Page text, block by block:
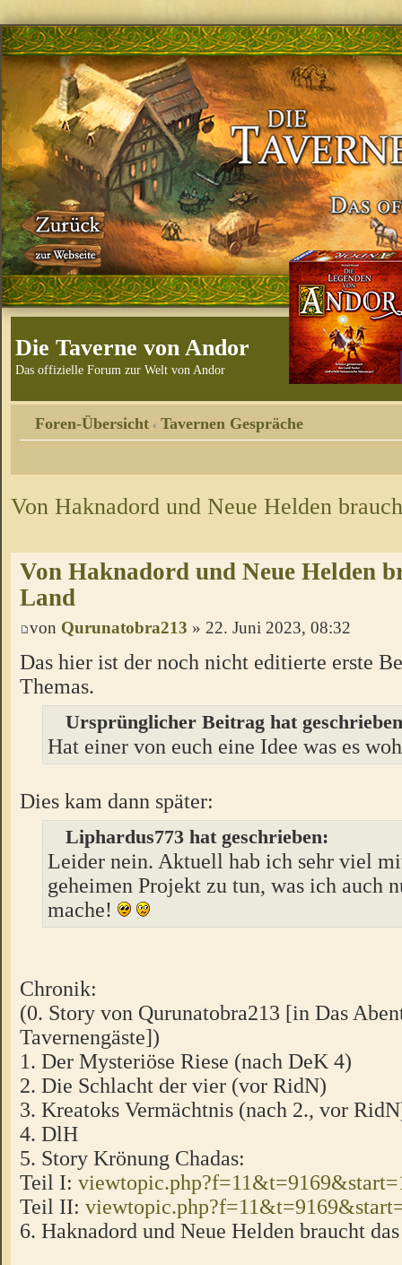
Die Taverne von Andor
Das offizielle Forum zur Welt von Andor
Foren-Übersicht ‹ Tavernen Gespräche
Von Haknadord und Neue Helden
Von Haknadord und Neue Helden
Land
von Qurunatobra213 » 22. Juni 2023, 08:32
Das hier ist der noch nicht editierte erste
Themas.
Ursprünglicher Beitrag hat
Hat einer von euch eine Idee was es
Dies kam dann später:
Liphardus773 hat geschrieben:
Leider nein. Aktuell hab ich sehr viel
geheimen Projekt zu tun, was ich auch
mache!
Chronik:
(0. Story von Qurunatobra213 [in Das
Tavernengäste])
1. Der Mysteriöse Riese (nach DeK 4)
2. Die Schlacht der vier (vor RidN)
3. Kreatoks Vermächtnis (nach 2., vor
4. DlH
5. Story Krönung Chadas:
Teil I:
Teil II:
6. Haknadord und Neue Helden braucht